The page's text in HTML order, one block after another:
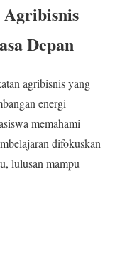
Agribisnis
Depan
agribisnis yang
energi
memahami
difokuskan
lulusan mampu